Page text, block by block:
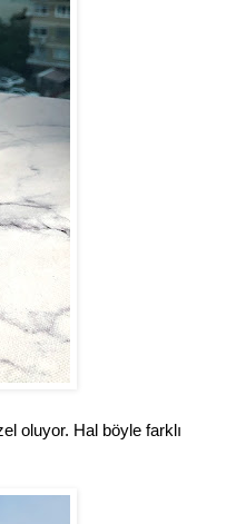
oluyor. Hal böyle farklı